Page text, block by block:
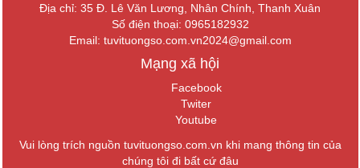
Địa chỉ: 35 Đ. Lê Văn Lương, Nhân Chính, Thanh Xuân
Số điện thoại: 0965182932
Email: tuvituongso.com.vn2024@gmail.com
Mạng xã hội
Facebook
Twiter
Youtube
Vui lòng trích nguồn tuvituongso.com.vn khi mang thông tin của
chúng tôi đi bất cứ đâu